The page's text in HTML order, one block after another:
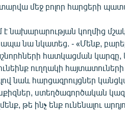
մեջ բոլոր հարցերի
է նախարարության կողմից
ապա նա նկատեց. - «Մենք,
հատկացման կարգը,
ուղղակի
նաև հարցազրույցներ
ստեղծագործական
թե ինչ ենք ունենալու